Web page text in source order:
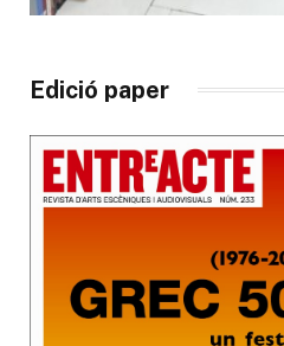
Edició paper